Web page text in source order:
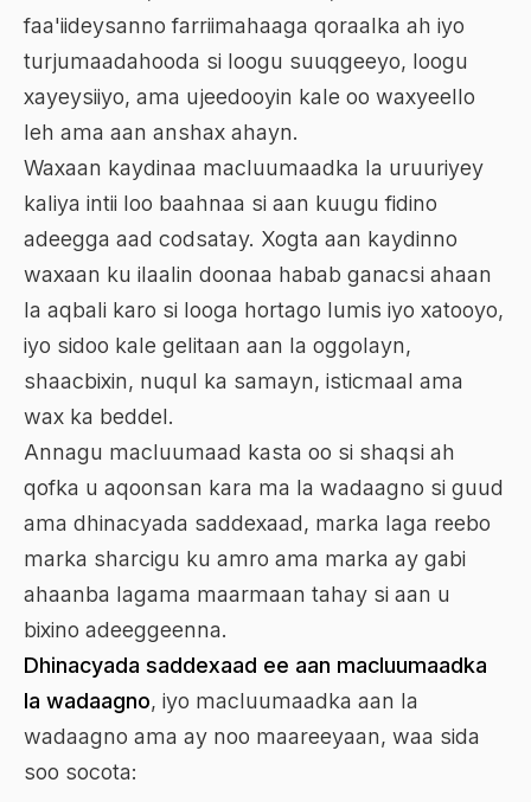
faa'iideysanno farriimahaaga qoraalka ah iyo
turjumaadahooda si loogu suuqgeeyo, loogu
xayeysiiyo, ama ujeedooyin kale oo waxyeello
leh ama aan anshax ahayn.
Waxaan kaydinaa macluumaadka la uruuriyey
kaliya intii loo baahnaa si aan kuugu fidino
adeegga aad codsatay. Xogta aan kaydinno
waxaan ku ilaalin doonaa habab ganacsi ahaan
la aqbali karo si looga hortago lumis iyo xatooyo,
iyo sidoo kale gelitaan aan la oggolayn,
shaacbixin, nuqul ka samayn, isticmaal ama
wax ka beddel.
Annagu macluumaad kasta oo si shaqsi ah
qofka u aqoonsan kara ma la wadaagno si guud
ama dhinacyada saddexaad, marka laga reebo
marka sharcigu ku amro ama marka ay gabi
ahaanba lagama maarmaan tahay si aan u
bixino adeeggeenna.
Dhinacyada saddexaad ee aan macluumaadka
la wadaagno, iyo macluumaadka aan la
wadaagno ama ay noo maareeyaan, waa sida
soo socota: